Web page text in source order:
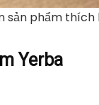
sản phẩm
Yerba